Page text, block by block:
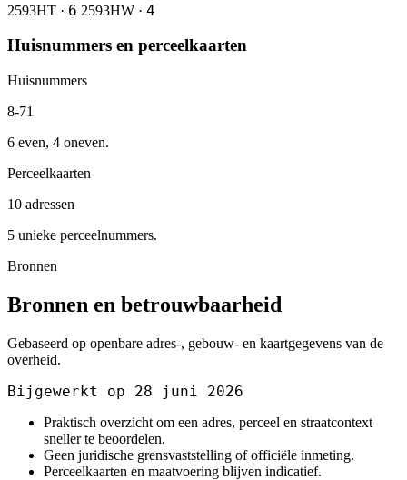
2593HT · 6 2593HW · 4
Huisnummers en perceelkaarten
Huisnummers
8-71
6 even, 4 oneven.
Perceelkaarten
10 adressen
5 unieke perceelnummers.
Bronnen
Bronnen en betrouwbaarheid
Gebaseerd op openbare adres-, gebouw- en kaartgegevens van de
overheid.
Bijgewerkt op 28 juni 2026
Praktisch overzicht om een adres, perceel en straatcontext
sneller te beoordelen.
Geen juridische grensvaststelling of officiële inmeting.
Perceelkaarten en maatvoering blijven indicatief.